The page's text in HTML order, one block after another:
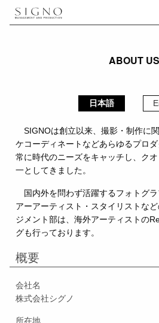
ABOUT US
日本語
SIGNOは創立以来、撮影・制作に
ケコーディネートなどあらゆるプロダ
常に時代のニーズをキャッチし、ク
一としてきました。
国内外を問わず活躍するフォトグ
アーアーティスト・スタイリストな
ジメント部は、海外アーティストの
グも行っております。
概要
会社名
株式会社シグノ
所在地